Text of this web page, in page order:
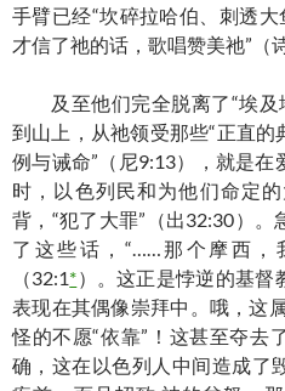
手臂已经“坎碎拉哈伯、刺透
才信了祂的话，歌唱赞美祂”（
及至他们完全脱离了“埃
到山上，从祂领受那些“正直
例与诫命”（尼9:13），就是
时，以色列民和为他们命定
背，“犯了大罪”（出32:30）
了这些话，“……那个摩西，
（32:1*）。这正是悖逆的基督
表现在其偶像崇拜中。哦，这
怪的不愿“依靠”！这甚至夺去
确，这在以色列人中间造成了